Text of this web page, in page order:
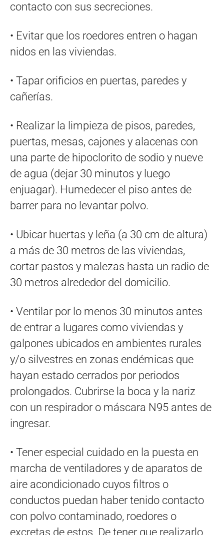
contacto con sus secreciones.
• Evitar que los roedores entren o hagan
nidos en las viviendas.
• Tapar orificios en puertas, paredes y
cañerías.
• Realizar la limpieza de pisos, paredes,
puertas, mesas, cajones y alacenas con
una parte de hipoclorito de sodio y nueve
de agua (dejar 30 minutos y luego
enjuagar). Humedecer el piso antes de
barrer para no levantar polvo.
• Ubicar huertas y leña (a 30 cm de altura)
a más de 30 metros de las viviendas,
cortar pastos y malezas hasta un radio de
30 metros alrededor del domicilio.
• Ventilar por lo menos 30 minutos antes
de entrar a lugares como viviendas y
galpones ubicados en ambientes rurales
y/o silvestres en zonas endémicas que
hayan estado cerrados por periodos
prolongados. Cubrirse la boca y la nariz
con un respirador o máscara N95 antes de
ingresar.
• Tener especial cuidado en la puesta en
marcha de ventiladores y de aparatos de
aire acondicionado cuyos filtros o
conductos puedan haber tenido contacto
con polvo contaminado, roedores o
excretas de estos. De tener que realizarlo,